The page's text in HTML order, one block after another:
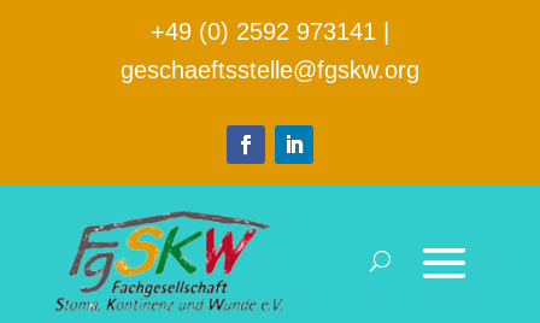
+49 (0) 2592 973141
geschaeftsstelle@fgskw.org